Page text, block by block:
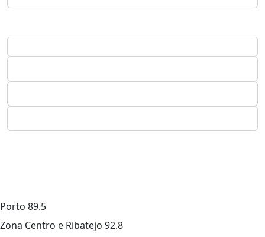
Porto 89.5
Zona Centro e Ribatejo 92.8